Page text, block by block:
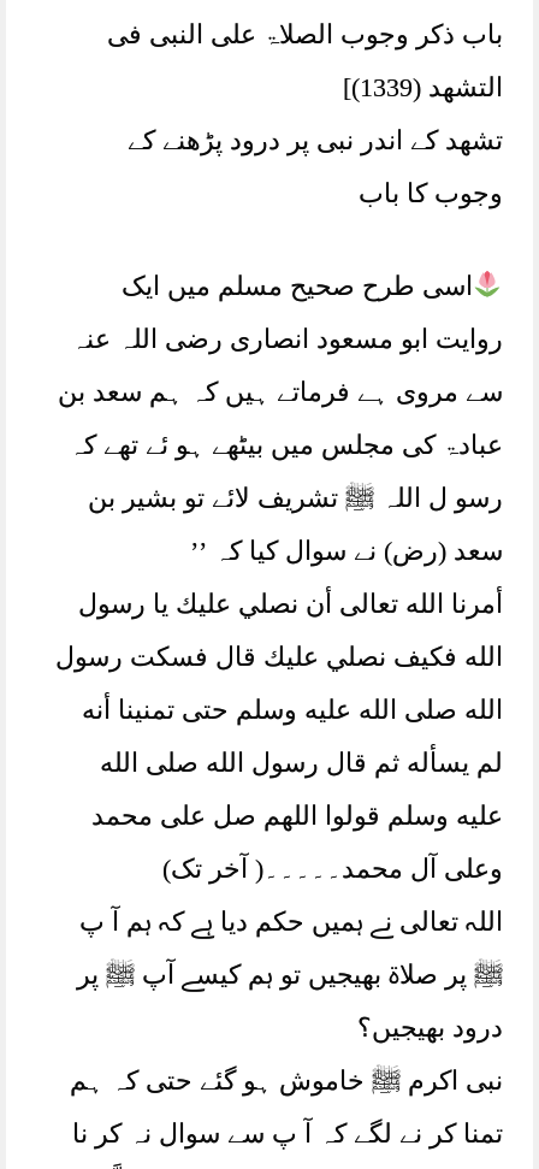
باب ذکر وجوب الصلاۃ علی النبی فی
التشھد (1339)]
تشھد کے اندر نبی پر درود پڑھنے کے
وجوب کا باب
اسی طرح صحیح مسلم میں ایک
روایت ابو مسعود انصاری رضی اللہ عنہ
سے مروی ہے فرماتے ہیں کہ ہم سعد بن
عبادۃ کی مجلس میں بیٹھے ہو ئے تھے کہ
رسو ل اللہ ﷺ تشریف لائے تو بشیر بن
سعد (رض) نے سوال کیا کہ ’’
أمرنا الله تعالى أن نصلي عليك يا رسول
الله فكيف نصلي عليك قال فسكت رسول
الله صلى الله عليه وسلم حتى تمنينا أنه
لم يسأله ثم قال رسول الله صلى الله
عليه وسلم قولوا اللهم صل على محمد
وعلى آل محمد۔۔۔۔۔( آخر تک)
اللہ تعالی نے ہمیں حکم دیا ہے کہ ہم آ پ
ﷺ پر صلاۃ بھیجیں تو ہم کیسے آپ ﷺ پر
درود بھیجیں؟
نبی اکرم ﷺ خاموش ہو گئے حتی کہ ہم
تمنا کر نے لگے کہ آ پ سے سوال نہ کر نا